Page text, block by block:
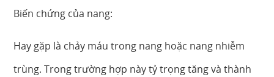
Biến chứng của nang:
Hay gặp là chảy máu trong nang hoặc nang nhiễm
trùng. Trong trường hợp này tỷ trọng tăng và thành